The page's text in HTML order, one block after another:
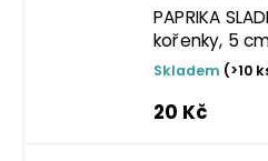
PAPRIKA
kořenky, 5
Skladem (>10
20 Kč